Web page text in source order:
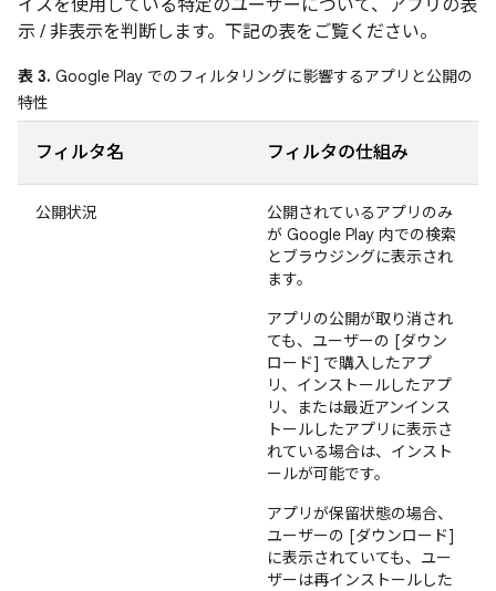
イスを使用している特定のユーザーについて、アプリの表
示 / 非表示を判断します。下記の表をご覧ください。
表 3. Google Play でのフィルタリングに影響するアプリと公開の
特性
フィルタ名 フィルタの仕組み
公開状況
公開されているアプリのみ
が Google Play 内での検索
とブラウジングに表示され
ます。
アプリの公開が取り消され
ても、ユーザーの [ダウン
ロード] で購入したアプ
リ、インストールしたアプ
リ、または最近アンインス
トールしたアプリに表示さ
れている場合は、インスト
ールが可能です。
アプリが保留状態の場合、
ユーザーの [ダウンロード]
に表示されていても、ユー
ザーは再インストールした